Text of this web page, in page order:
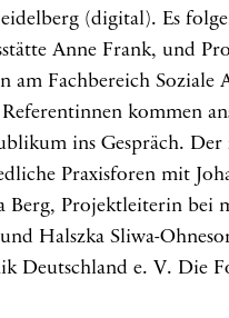
(digital). Es
Anne Frank, und
am Fachbereich Soziale
kommen
ins Gespräch. Der
Praxisforen mit
Berg, Projektleiterin bei
Halszka Sliwa-
Deutschland e. V. Die